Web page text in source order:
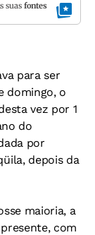
suas fontes
para ser
domingo, o
vez por 1
do
por
depois da
maioria, a
com